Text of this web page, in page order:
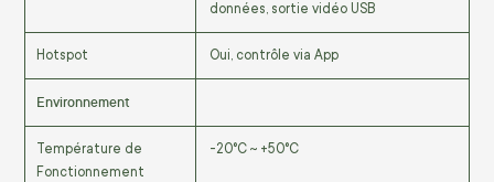
données, sortie vidéo USB
Hotspot Oui, contrôle via App
Environnement
Température de
Fonctionnement
-20°C ~ +50°C